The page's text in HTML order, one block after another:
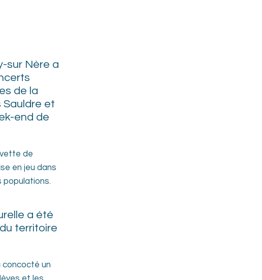
sur Nère a
de la
et
end de
de
en jeu dans
populations.
a été
territoire
concocté un